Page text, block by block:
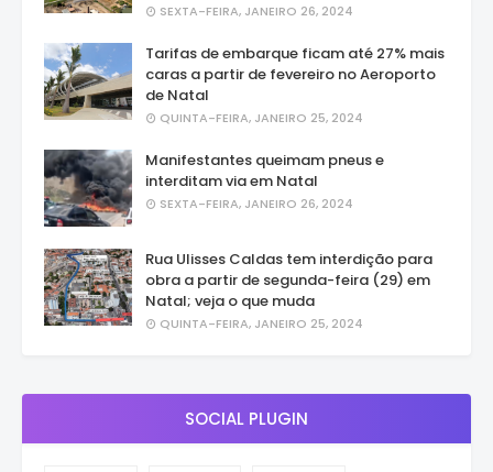
SEXTA-FEIRA, JANEIRO 26, 2024
Tarifas de embarque ficam até 27% mais
caras a partir de fevereiro no Aeroporto
de Natal
QUINTA-FEIRA, JANEIRO 25, 2024
Manifestantes queimam pneus e
interditam via em Natal
SEXTA-FEIRA, JANEIRO 26, 2024
Rua Ulisses Caldas tem interdição para
obra a partir de segunda-feira (29) em
Natal; veja o que muda
QUINTA-FEIRA, JANEIRO 25, 2024
SOCIAL PLUGIN